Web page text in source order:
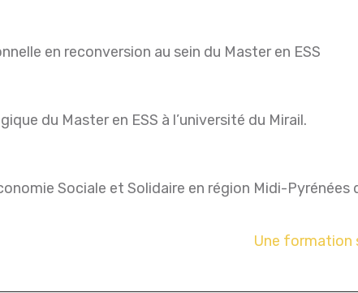
en reconversion au sein du Master en ESS
du Master en ESS à l’université du Mirail.
Sociale et Solidaire en région Midi-Pyrénées
Une formation